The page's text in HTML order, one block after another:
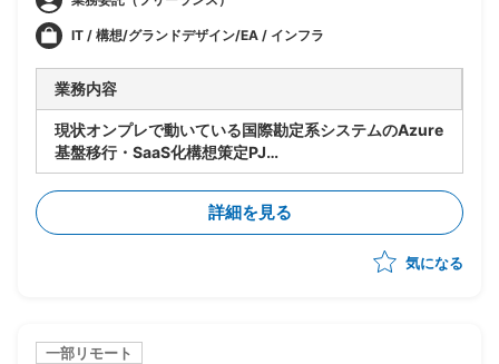
IT / 構想/グランドデザイン/EA / インフラ
業務内容
現状オンプレで動いている国際勘定系システムのAzure
基盤移行・SaaS化構想策定PJ
・既存アーキテクチャ（Windows Server等）は維持
しつつAzure基盤上でサービスとして提供する仕組みへ
・サービス運用形態・リリース方式など提供形態・運営
た支援を想定
詳細を見る
気になる
一部リモート